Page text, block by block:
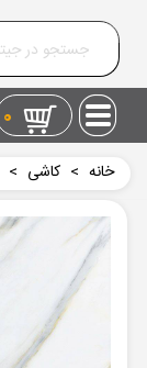
0
خانه > کاشی >